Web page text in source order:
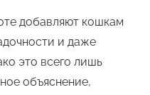
добавляют кошкам
и даже
это всего лишь
объяснение,